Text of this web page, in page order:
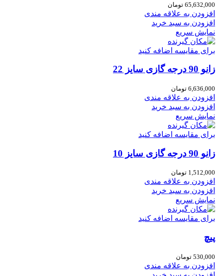
65,632,000 تومان
افزودن به علاقه مندی
افزودن به سبد خرید
نمایش سریع
برای مقایسه اضافه کنید
زانو 90 درجه گازی سایز 22
6,636,000 تومان
افزودن به علاقه مندی
افزودن به سبد خرید
نمایش سریع
برای مقایسه اضافه کنید
زانو 90 درجه گازی سایز 10
1,512,000 تومان
افزودن به علاقه مندی
افزودن به سبد خرید
نمایش سریع
برای مقایسه اضافه کنید
پیچ
530,000 تومان
افزودن به علاقه مندی